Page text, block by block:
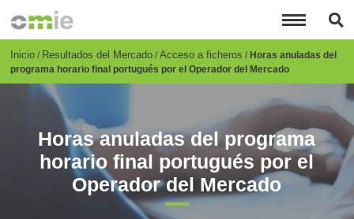
principal
Breadcrumb
Inicio Resultados del Mercado Acceso a ficheros Horas anuladas del
programa horario final portugués por el Operador del Mercado
Horas anuladas del programa
horario final portugués por el
Operador del Mercado